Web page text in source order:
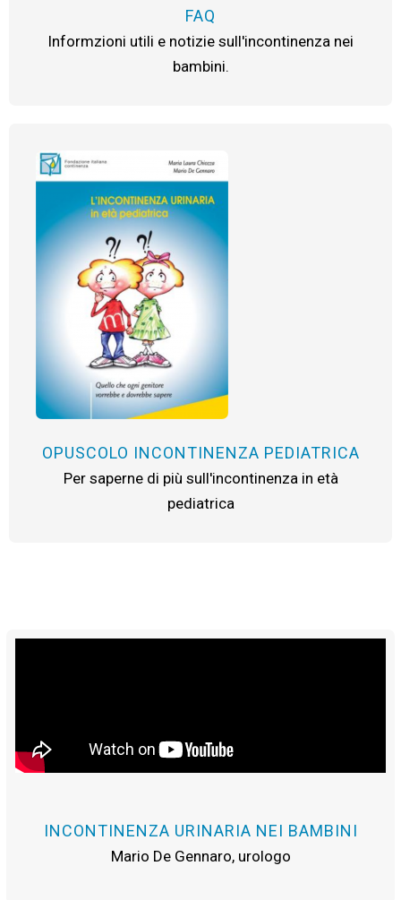
FAQ
Informzioni utili e notizie sull'incontinenza nei
bambini.
OPUSCOLO INCONTINENZA PEDIATRICA
Per saperne di più sull'incontinenza in età
pediatrica
INCONTINENZA URINARIA NEI BAMBINI
Mario De Gennaro, urologo